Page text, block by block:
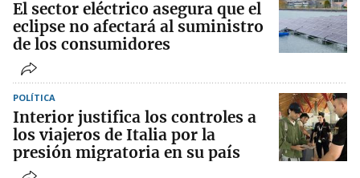
El sector eléctrico asegura que el
eclipse no afectará al suministro
de los consumidores
POLÍTICA
Interior justifica los controles a
los viajeros de Italia por la
presión migratoria en su país